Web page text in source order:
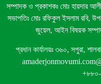
সভা
সম্পাদক ও প্রকাশকঃ মোঃ হায়দার আলী,
সভাপতিঃ মোঃ রফিকুল ইসলাম রবি,
জুয়েল, আইন বিষয়ক
প্রধান কার্যালয়ঃ ৩৬০, সপুরা,